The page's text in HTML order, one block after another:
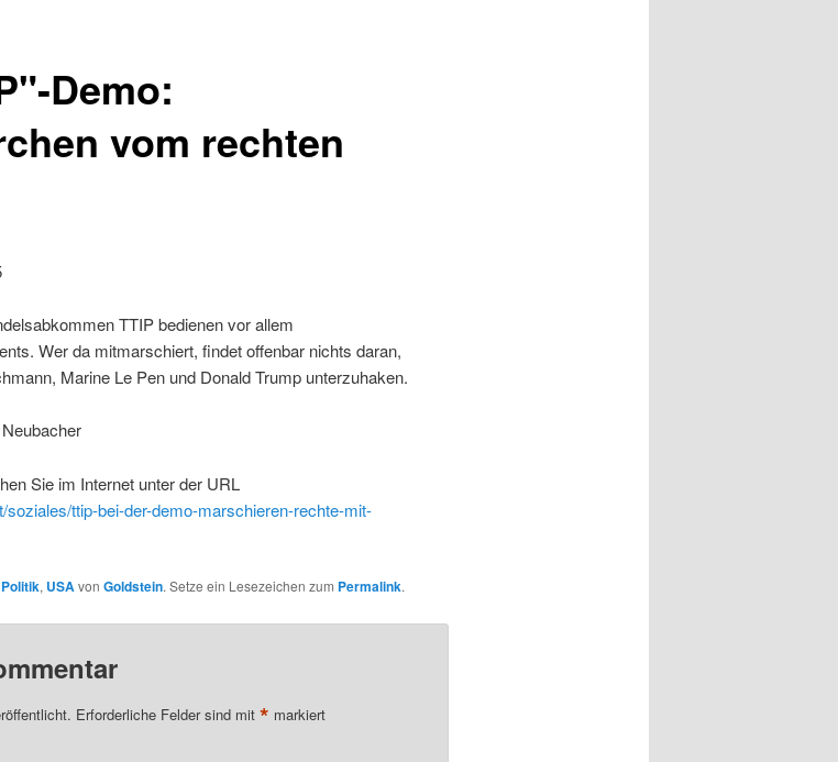
Demo:
vom rechten
TTIP bedienen vor allem
Wer da mitmarschiert, findet offenbar nichts daran,
Marine Le Pen und Donald Trump unterzuhaken.
Sie im Internet unter der URL
soziales/ttip-bei-der-demo-marschieren-rechte-mit-
Politik, USAvon Goldstein. Setze ein Lesezeichen zum Permalink.
Erforderliche Felder sind mit * markiert